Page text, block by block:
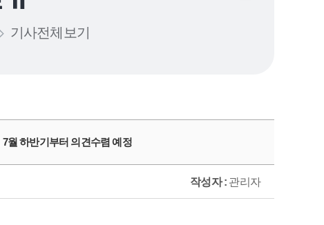
기사전체보기
월 하반기부터 의견수렴 예정
작성자 : 관리자